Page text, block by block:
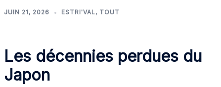
JUIN 21, 2026 ESTRI'VAL, TOUT
Les décennies perdues du
Japon